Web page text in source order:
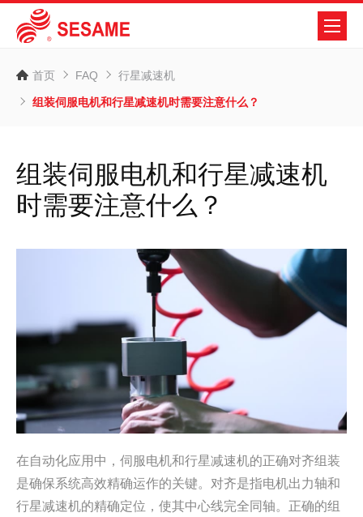
首页 FAQ 行星减速机
组装伺服电机和行星减速机时需要注意什么？
组装伺服电机和行星减速机
时需要注意什么？
在自动化应用中，伺服电机和行星减速机的正确对齐组装
是确保系统高效精确运作的关键。对齐是指电机出力轴和
行星减速机的精确定位，使其中心线完全同轴。正确的组